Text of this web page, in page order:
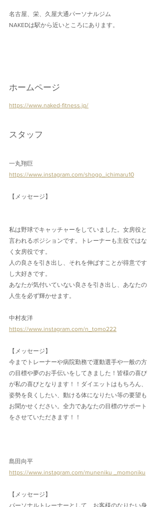
名古屋、栄、久屋大通パーソナルジム
NAKEDは駅から近いところにあります。
ホームページ
https://www.naked-fitness.jp/
スタッフ
一丸翔巨
https://www.instagram.com/shogo_ichimaru10
【メッセージ】
私は野球でキャッチャーをしていました。女房役と
言われるポジションです。トレーナーも主役ではな
く女房役です。
人の良さを引き出し、それを伸ばすことが得意です
し大好きです。
あなたが気付いていない良さを引き出し、あなたの
人生を必ず輝かせます。
中村友洋
https://www.instagram.com/n_tomo222
【メッセージ】
今までトレーナーや病院勤務で運動選手や一般の方
の目標や夢のお手伝いをしてきました！皆様の喜び
が私の喜びとなります！！ダイエットはもちろん、
姿勢を良くしたい、動ける体になりたい等の要望も
お聞かせください。全力であなたの目標のサポート
をさせていただきます！！
島田向平
https://www.instagram.com/muneniku _momoniku
【メッセージ】